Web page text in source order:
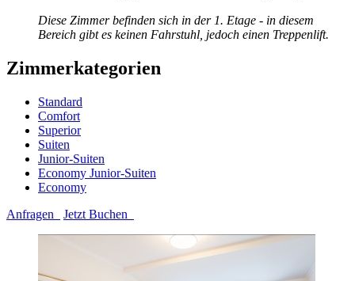
Diese Zimmer befinden sich in der 1. Etage - in diesem
Bereich gibt es keinen Fahrstuhl, jedoch einen Treppenlift.
Zimmerkategorien
Standard
Comfort
Superior
Suiten
Junior-Suiten
Economy Junior-Suiten
Economy
Anfragen
Jetzt Buchen